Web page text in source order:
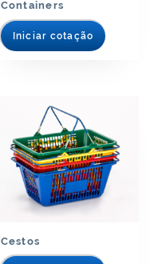
Containers
Iniciar cotação
Cestos